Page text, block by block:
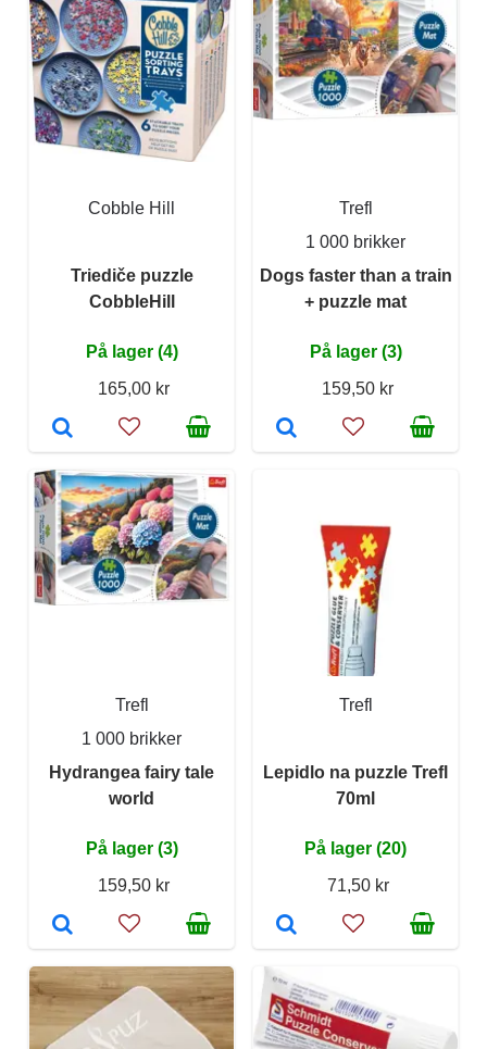
Cobble Hill
Triediče puzzle
CobbleHill
På lager (4)
165,00 kr
Trefl
1 000 brikker
Dogs faster than a train
+ puzzle mat
På lager (3)
159,50 kr
Trefl
1 000 brikker
Hydrangea fairy tale
world
På lager (3)
159,50 kr
Trefl
Lepidlo na puzzle Trefl
70ml
På lager (20)
71,50 kr